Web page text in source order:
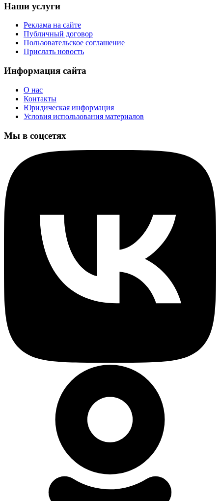
Наши услуги
Реклама на сайте
Публичный договор
Пользовательское соглашение
Прислать новость
Информация сайта
О нас
Контакты
Юридическая информация
Условия использования материалов
Мы в соцсетях